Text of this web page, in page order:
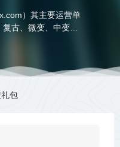
）其主要运营单
古、微变、中变、
充分满足玩家对不
传奇手游版本。
包